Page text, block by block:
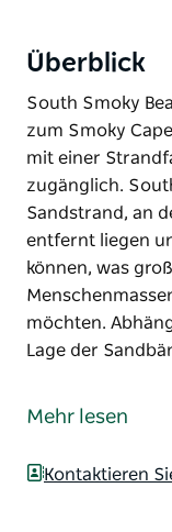
Überblick
South Smoky
zum Smoky
mit einer
zugänglich.
Sandstrand, an
entfernt liegen
können, was
möchten.
Lage der
zum Smoky
zugänglich.
Mehr lesen
Kontaktieren